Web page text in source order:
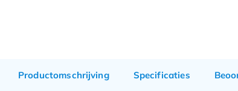
Productomschrijving Specificaties